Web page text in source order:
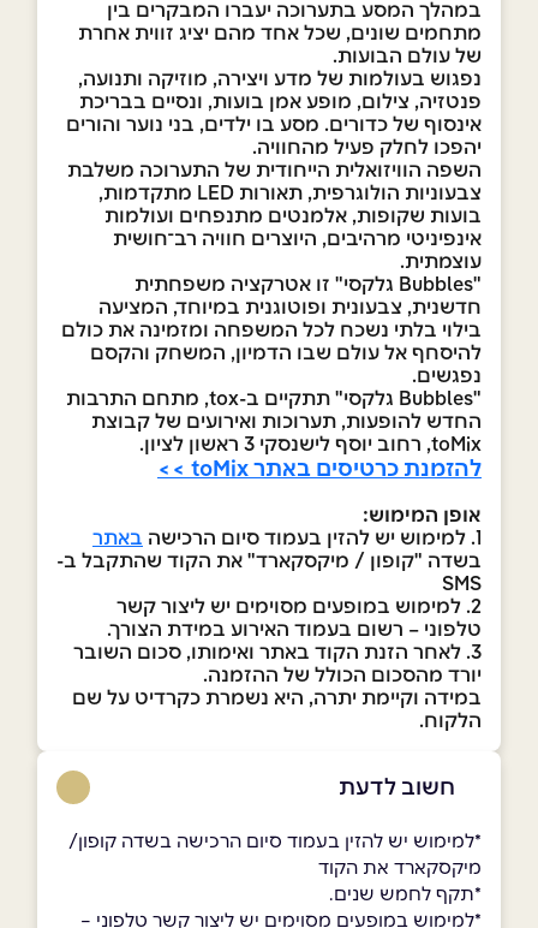
במהלך המסע בתערוכה יעברו המבקרים בין
מתחמים שונים, שכל אחד מהם יציג זווית אחרת
של עולם הבועות.
נפגוש בעולמות של מדע ויצירה, מוזיקה ותנועה,
פנטזיה, צילום, מופע אמן בועות, ונסיים בבריכת
אינסוף של כדורים. מסע בו ילדים, בני נוער והורים
יהפכו לחלק פעיל מהחוויה.
השפה הוויזואלית הייחודית של התערוכה משלבת
צבעוניות הולוגרפית, תאורות LED מתקדמות,
בועות שקופות, אלמנטים מתנפחים ועולמות
אינפיניטי מרהיבים, היוצרים חוויה רב־חושית
עוצמתית.
"Bubbles גלקסי" זו אטרקציה משפחתית
חדשנית, צבעונית ופוטוגנית במיוחד, המציעה
בילוי בלתי נשכח לכל המשפחה ומזמינה את כולם
להיסחף אל עולם שבו הדמיון, המשחק והקסם
נפגשים.
"Bubbles גלקסי" תתקיים ב-tox, מתחם התרבות
החדש להופעות, תערוכות ואירועים של קבוצת
toMix, רחוב יוסף לישנסקי 3 ראשון לציון.
להזמנת כרטיסים באתר toMix >>
אופן המימוש:
1. למימוש יש להזין בעמוד סיום הרכישה
באתר
בשדה "קופון / מיקסקארד" את הקוד שהתקבל ב-
SMS
2. למימוש במופעים מסוימים יש ליצור קשר
טלפוני – רשום בעמוד האירוע במידת הצורך.
3. לאחר הזנת הקוד באתר ואימותו, סכום השובר
יורד מהסכום הכולל של ההזמנה.
במידה וקיימת יתרה, היא נשמרת כקרדיט על שם
הלקוח.
חשוב לדעת
*למימוש יש להזין בעמוד סיום הרכישה בשדה קופון/
מיקסקארד את הקוד
*תקף לחמש שנים.
*למימוש במופעים מסוימים יש ליצור קשר טלפוני –